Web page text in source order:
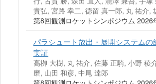
貴弘, 宮路 幸二, 徳留 真一郎, 丸 祐介,
第8回観測ロケットシンポジウム 2026
パラシュート放出・展開システムの
実証
髙栁 大樹, 丸 祐介, 佐藤 正騎, 小野 稜
磨, 山田 和彦, 中尾 達郎